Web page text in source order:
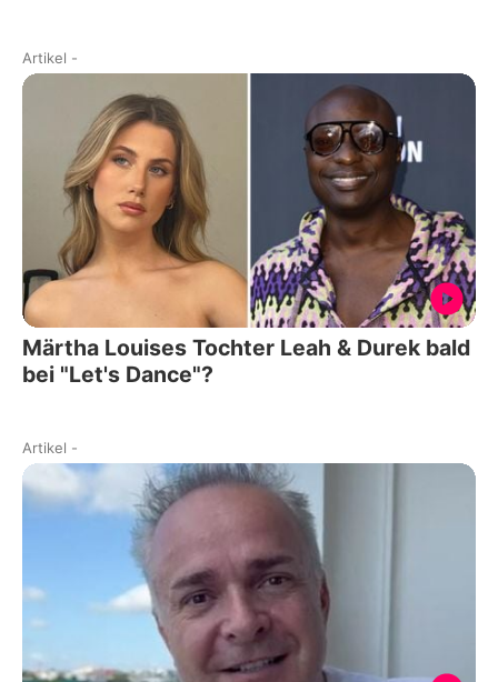
Artikel -
Märtha Louises Tochter Leah & Durek bald
bei "Let's Dance"?
Artikel -